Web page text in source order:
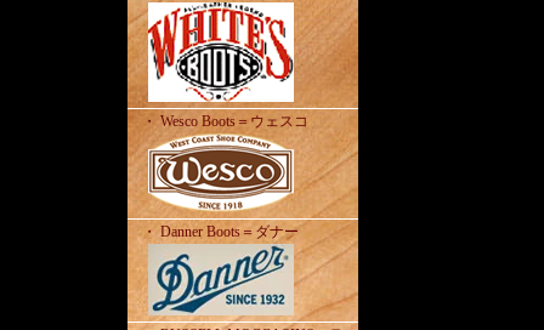
・ Wesco Boots＝ウェスコ
・ Danner Boots＝ダナー